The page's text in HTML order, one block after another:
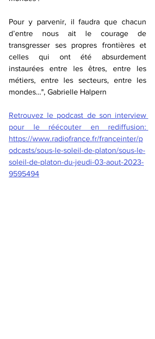
Pour y parvenir, il faudra que chacun
d’entre nous ait le courage de
transgresser ses propres frontières et
celles qui ont été absurdement
instaurées entre les êtres, entre les
métiers, entre les secteurs, entre les
mondes…", Gabrielle Halpern
Retrouvez le podcast de son interview
pour le réécouter en rediffusion:
https://www.radiofrance.fr/franceinter/p
odcasts/sous-le-soleil-de-platon/sous-le-
soleil-de-platon-du-jeudi-03-aout-2023-
9595494